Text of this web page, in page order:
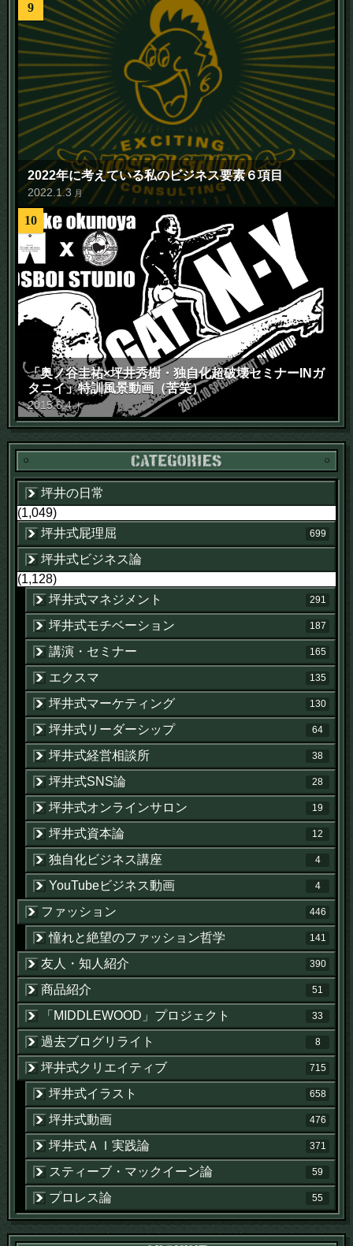
9
2022年に考えている私のビジネス要素６項目
2022 1.3 月
10
「奥ノ谷圭祐×坪井秀樹・独自化超破壊セミナーINガ
タニイ」特訓風景動画（苦笑）
2015.6.4 木
坪井の日常
(1,049)
坪井式屁理屈
699
坪井式ビジネス論
(1,128)
坪井式マネジメント
291
坪井式モチベーション 187
講演・セミナー 165
エクスマ 135
坪井式マーケティング 130
坪井式リーダーシップ 64
坪井式経営相談所 38
坪井式SNS論 28
坪井式オンラインサロン 19
坪井式資本論 12
独自化ビジネス講座 4
YouTubeビジネス動画 4
ファッション 446
憧れと絶望のファッション哲学 141
友人・知人紹介 390
商品紹介 51
「MIDDLEWOOD」プロジェクト 33
過去ブログリライト 8
坪井式クリエイティブ 715
坪井式イラスト 658
坪井式動画 476
坪井式ＡＩ実践論 371
スティーブ・マックイーン論 59
プロレス論 55